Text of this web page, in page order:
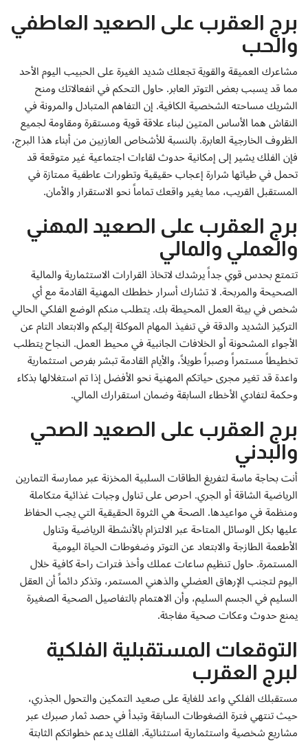
برج العقرب على الصعيد العاطفي
والحب
مشاعرك العميقة والقوية تجعلك شديد الغيرة على الحبيب اليوم الأحد
مما قد يسبب بعض التوتر العابر. حاول التحكم في انفعالاتك ومنح
الشريك مساحته الشخصية الكافية. إن التفاهم المتبادل والمرونة في
النقاش هما الأساس المتين لبناء علاقة قوية ومستقرة ومقاومة لجميع
الظروف الخارجية العابرة. بالنسبة للأشخاص العازبين من أبناء هذا البرج،
فإن الفلك يشير إلى إمكانية حدوث لقاءات اجتماعية غير متوقعة قد
تحمل في طياتها شرارة إعجاب حقيقية وتطورات عاطفية ممتازة في
المستقبل القريب، مما يغير واقعك تماماً نحو الاستقرار والأمان.
برج العقرب على الصعيد المهني
والعملي والمالي
تتمتع بحدس قوي جداً يرشدك لاتخاذ القرارات الاستثمارية والمالية
الصحيحة والمربحة. لا تشارك أسرار خططك المهنية القادمة مع أي
شخص في بيئة العمل المحيطة بك. يتطلب منكم الوضع الفلكي الحالي
التركيز الشديد والدقة في تنفيذ المهام الموكلة إليكم والابتعاد التام عن
الأجواء المشحونة أو الخلافات الجانبية في محيط العمل. النجاح يتطلب
تخطيطاً مستمراً وصبراً طويلاً، والأيام القادمة تبشر بفرص استثمارية
واعدة قد تغير مجرى حياتكم المهنية نحو الأفضل إذا تم استغلالها بذكاء
وحكمة لتفادي الأخطاء السابقة وضمان استقرارك المالي.
برج العقرب على الصعيد الصحي
والبدني
أنت بحاجة ماسة لتفريغ الطاقات السلبية المخزنة عبر ممارسة التمارين
الرياضية الشاقة أو الجري. احرص على تناول وجبات غذائية متكاملة
ومنظمة في مواعيدها. الصحة هي الثروة الحقيقية التي يجب الحفاظ
عليها بكل الوسائل المتاحة عبر الالتزام بالأنشطة الرياضية وتناول
الأطعمة الطازجة والابتعاد عن التوتر وضغوطات الحياة اليومية
المستمرة. حاول تنظيم ساعات عملك وأخذ فترات راحة كافية خلال
اليوم لتجنب الإرهاق العضلي والذهني المستمر، وتذكر دائماً أن العقل
السليم في الجسم السليم، وأن الاهتمام بالتفاصيل الصحية الصغيرة
يمنع حدوث وعكات صحية مفاجئة.
التوقعات المستقبلية الفلكية
لبرج العقرب
مستقبلك الفلكي واعد للغاية على صعيد التمكين والتحول الجذري،
حيث تنتهي فترة الضغوطات السابقة وتبدأ في حصد ثمار صبرك عبر
مشاريع شخصية واستثمارية استثنائية. الفلك يدعم خطواتكم الثابتة